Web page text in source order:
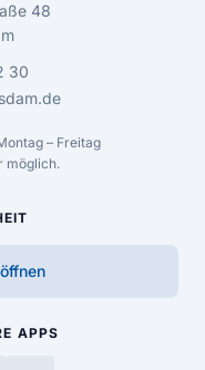
48
30
– Freitag
möglich.
APPS